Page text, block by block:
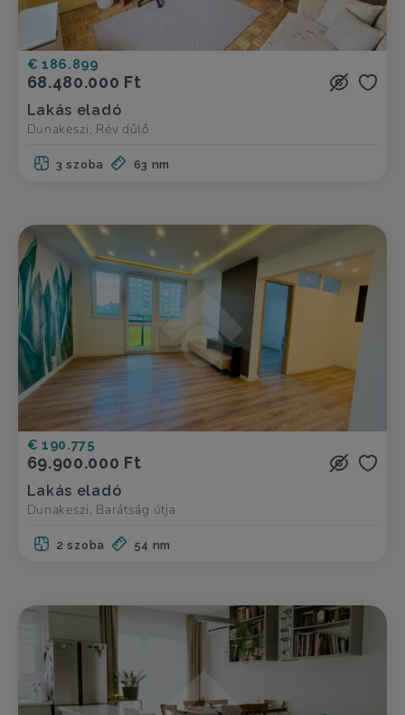
€ 186.899
68.480.000 Ft
Lakás eladó
Dunakeszi, Rév dűlő
3 szoba 63 nm
€ 190.775
69.900.000 Ft
Lakás eladó
Dunakeszi, Barátság útja
2 szoba 54 nm